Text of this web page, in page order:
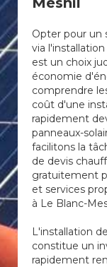
Opter pour un
via
est un choix
économie
comprendre
coût d'une
rapidement
panneaux-
facilitons la
de devis
gratuitement
et services
à Le Blanc-
L'installation
constitue un
rapidement